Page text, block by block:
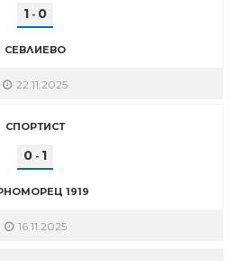
1 - 0
СЕВЛИЕВО
22.11.2025
СПОРТИСТ
0 - 1
1919
16.11.2025